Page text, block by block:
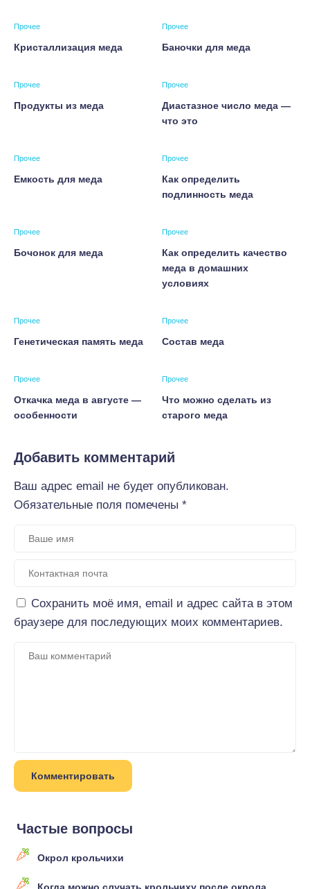
Прочее
Кристаллизация меда
Прочее
Баночки для меда
Прочее
Продукты из меда
Прочее
Диастазное число меда —
что это
Прочее
Емкость для меда
Прочее
Как определить
подлинность меда
Прочее
Бочонок для меда
Прочее
Как определить качество
меда в домашних
условиях
Прочее
Генетическая память меда
Прочее
Состав меда
Прочее
Откачка меда в августе —
особенности
Прочее
Что можно сделать из
старого меда
Добавить комментарий
Ваш адрес email не будет опубликован.
Обязательные поля помечены *
Сохранить моё имя, email и адрес сайта в этом
браузере для последующих моих комментариев.
Частые вопросы
Окрол крольчихи